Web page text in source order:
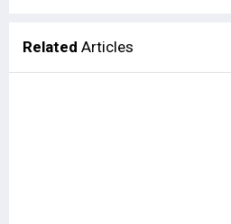
Related Articles